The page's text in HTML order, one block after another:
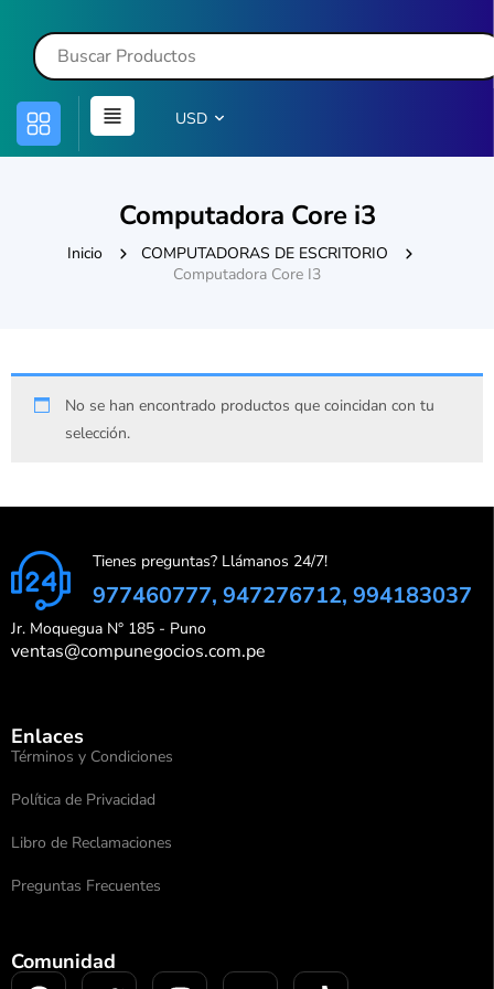
USD
Computadora Core i3
Inicio
COMPUTADORAS DE ESCRITORIO
Computadora Core I3
No se han encontrado productos que coincidan con tu
selección.
Tienes preguntas? Llámanos 24/7!
977460777, 947276712, 994183037
Jr. Moquegua N° 185 - Puno
ventas@compunegocios.com.pe
Enlaces
Términos y Condiciones
Política de Privacidad
Libro de Reclamaciones
Preguntas Frecuentes
Comunidad